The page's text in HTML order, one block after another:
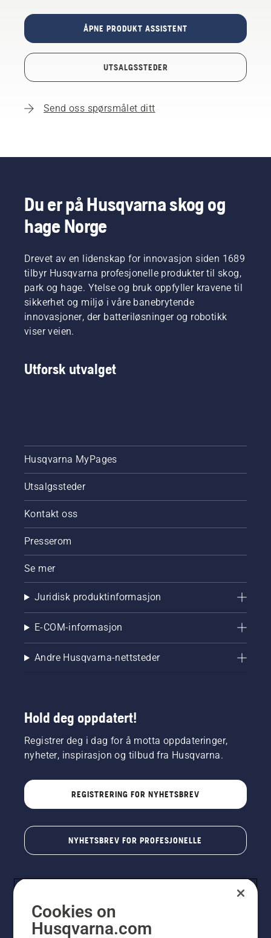
ÅPNE PRODUKT ASSISTENT
UTSALGSSTEDER
Send oss spørsmålet ditt
Du er på Husqvarna skog og
hage Norge
Drevet av en lidenskap for innovasjon siden 1689
tilbyr Husqvarna profesjonelle produkter til skog,
park og hage. Ytelse og bruk oppfyller kravene til
sikkerhet og miljø i våre banebrytende
innovasjoner, der batteriløsninger og robotikk
viser veien.
Utforsk utvalget
Husqvarna MyPages
Utsalgssteder
Kontakt oss
Presserom
Se mer
Juridisk produktinformasjon
E-COM-informasjon
Andre Husqvarna-nettsteder
Hold deg oppdatert!
Registrer deg i dag for å motta oppdateringer,
nyheter, inspirasjon og tilbud fra Husqvarna.
REGISTRERING FOR NYHETSBREV
NYHETSBREV FOR PROFESJONELLE
Cookies on
Husqvarna.com